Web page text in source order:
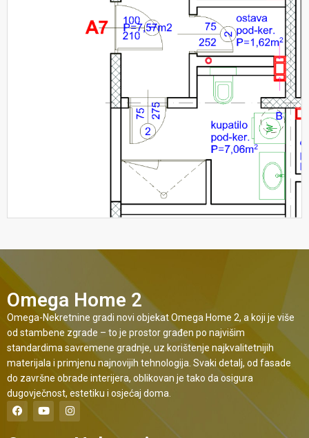
Omega Home 2
Omega-Nekretnine gradi novi objekat Omega Home 2, a koji je više
od stambene zgrade – to je prostor građen po najvišim
standardima savremene gradnje, uz korištenje najkvalitetnijih
materijala i primjenu najnovijih tehnologija. Svaki detalj, od fasade
do završne obrade interijera, oblikovan je tako da osigura
dugovječnost, estetiku i osjećaj doma.